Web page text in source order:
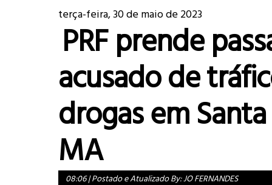
terça-feira, 30 de maio de 2023
PRF prende
acusado de
drogas em
MA
08:06|Postado e Atualizado By:JO FERNANDES